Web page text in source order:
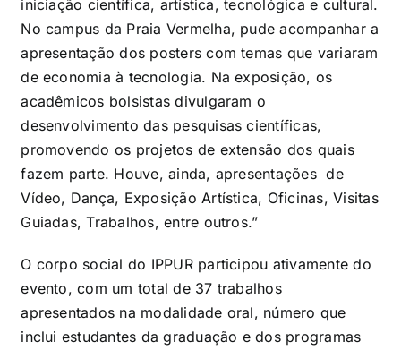
iniciação científica, artística, tecnológica e cultural.
No campus da Praia Vermelha, pude acompanhar a
apresentação dos posters com temas que variaram
de economia à tecnologia. Na exposição, os
acadêmicos bolsistas divulgaram o
desenvolvimento das pesquisas científicas,
promovendo os projetos de extensão dos quais
fazem parte. Houve, ainda, apresentações de
Vídeo, Dança, Exposição Artística, Oficinas, Visitas
Guiadas, Trabalhos, entre outros.”
O corpo social do IPPUR participou ativamente do
evento, com um total de 37 trabalhos
apresentados na modalidade oral, número que
inclui estudantes da graduação e dos programas